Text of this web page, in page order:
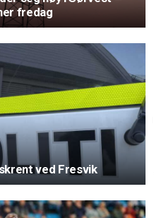
fredag
ved Fresvik